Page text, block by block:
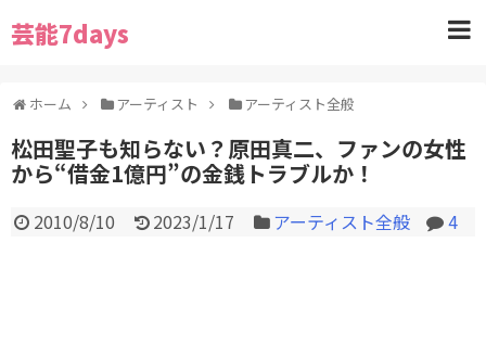
芸能7days
ホーム アーティスト アーティスト全般
松田聖子も知らない？原田真二、ファンの女性
から“借金1億円”の金銭トラブルか！
2010/8/10 2023/1/17 アーティスト全般 4